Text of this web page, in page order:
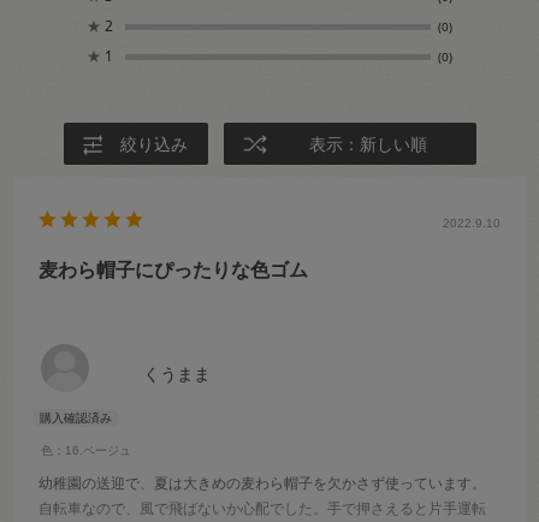
★ 2 (0)
★ 1 (0)
絞り込み 表示：新しい順
くうまま
色：16.ベージュ
2022.9.10
麦わら帽子にぴったりな色ゴム
幼稚園の送迎で、夏は大きめの麦わら帽子を欠かさず使っています。
自転車なので、風で飛ばないか心配でした。手で押さえると片手運転